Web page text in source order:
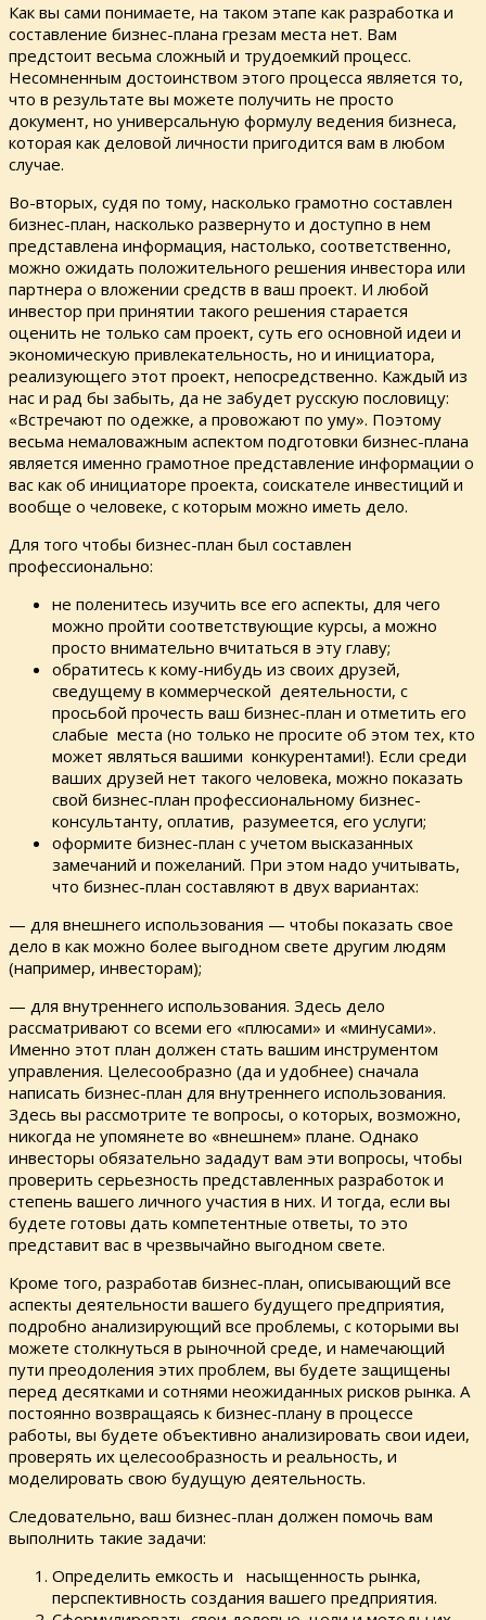
Как вы сами понимаете, на таком этапе как разработка и
составление бизнес-плана грезам места нет. Вам
предстоит весьма сложный и трудоемкий процесс.
Несомненным достоинством этого процесса является то,
что в результате вы можете получить не просто
документ, но универсальную формулу ведения бизнеса,
которая как деловой личности пригодится вам в любом
случае.
Во-вторых, судя по тому, насколько грамотно составлен
бизнес-план, насколько развернуто и доступно в нем
представлена информация, настолько, соответственно,
можно ожидать положительного решения инвестора или
партнера о вложении средств в ваш проект. И любой
инвестор при принятии такого решения старается
оценить не только сам проект, суть его основной идеи и
экономическую привлекательность, но и инициатора,
реализующего этот проект, непосредственно. Каждый из
нас и рад бы забыть, да не забудет русскую пословицу:
«Встречают по одежке, а провожают по уму». Поэтому
весьма немаловажным аспектом подготовки бизнес-плана
является именно грамотное представление информации о
вас как об инициаторе проекта, соискателе инвестиций и
вообще о человеке, с которым можно иметь дело.
Для того чтобы бизнес-план был составлен
профессионально:
не поленитесь изучить все его аспекты, для чего
можно пройти соответствующие курсы, а можно
просто внимательно вчитаться в эту главу;
обратитесь к кому-нибудь из своих друзей,
сведущему в коммерческой деятельности, с
просьбой прочесть ваш бизнес-план и отметить его
слабые места (но только не просите об этом тех, кто
может являться вашими конкурентами!). Если среди
ваших друзей нет такого человека, можно показать
свой бизнес-план профессиональному бизнес-
консультанту, оплатив, разумеется, его услуги;
оформите бизнес-план с учетом высказанных
замечаний и пожеланий. При этом надо учитывать,
что бизнес-план составляют в двух вариантах:
— для внешнего использования — чтобы показать свое
дело в как можно более выгодном свете другим людям
(например, инвесторам);
— для внутреннего использования. Здесь дело
рассматривают со всеми его «плюсами» и «минусами».
Именно этот план должен стать вашим инструментом
управления. Целесообразно (да и удобнее) сначала
написать бизнес-план для внутреннего использования.
Здесь вы рассмотрите те вопросы, о которых, возможно,
никогда не упомянете во «внешнем» плане. Однако
инвесторы обязательно зададут вам эти вопросы, чтобы
проверить серьезность представленных разработок и
степень вашего личного участия в них. И тогда, если вы
будете готовы дать компетентные ответы, то это
представит вас в чрезвычайно выгодном свете.
Кроме того, разработав бизнес-план, описывающий все
аспекты деятельности вашего будущего предприятия,
подробно анализирующий все проблемы, с которыми вы
можете столкнуться в рыночной среде, и намечающий
пути преодоления этих проблем, вы будете защищены
перед десятками и сотнями неожиданных рисков рынка. А
постоянно возвращаясь к бизнес-плану в процессе
работы, вы будете объективно анализировать свои идеи,
проверять их целесообразность и реальность, и
моделировать свою будущую деятельность.
Следовательно, ваш бизнес-план должен помочь вам
выполнить такие задачи:
Определить емкость и насыщенность рынка,
перспективность создания вашего предприятия.